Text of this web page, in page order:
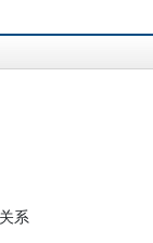
系